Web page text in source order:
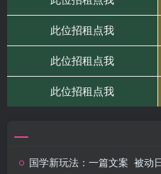
国学新玩法：一篇文案 被动日